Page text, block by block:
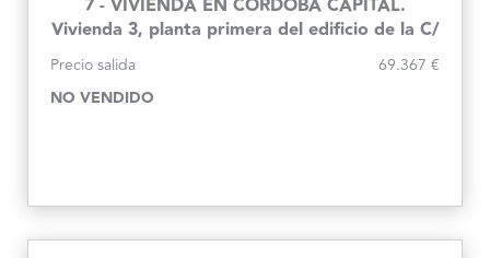
7 - VIVIENDA EN CÓRDOBA CAPITAL.
Vivienda 3, planta primera del edificio de la C/
Precio salida 69.367 €
NO VENDIDO